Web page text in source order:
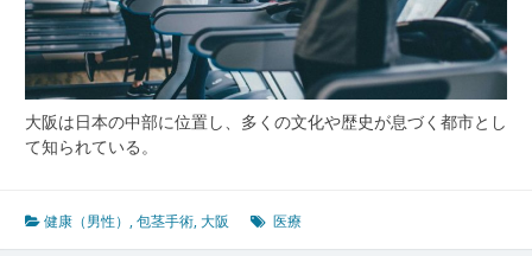
大阪は日本の中部に位置し、多くの文化や歴史が息づく都市とし
て知られている。
健康（男性） ,包茎手術,大阪 医療